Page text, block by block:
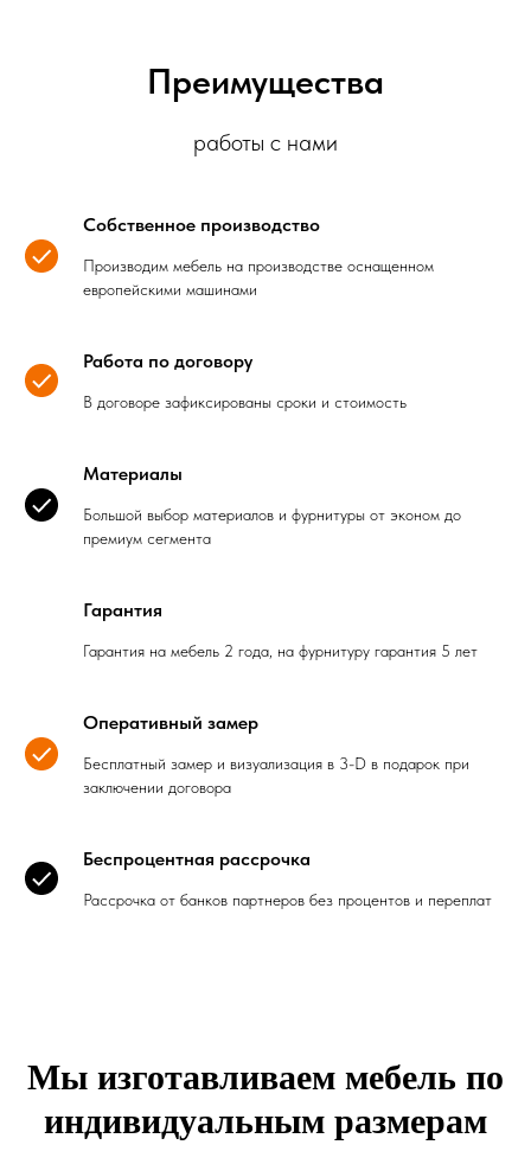
Преимущества
работы с нами
Собственное производство
Производим мебель на производстве оснащенном
европейскими машинами
Работа по договору
В договоре зафиксированы сроки и стоимость
Материалы
Большой выбор материалов и фурнитуры от эконом до
премиум сегмента
Гарантия
Гарантия на мебель 2 года, на фурнитуру гарантия 5 лет
Оперативный замер
Бесплатный замер и визуализация в 3-D в подарок при
заключении договора
Беспроцентная рассрочка
Рассрочка от банков партнеров без процентов и переплат
Мы изготавливаем мебель по
индивидуальным размерам